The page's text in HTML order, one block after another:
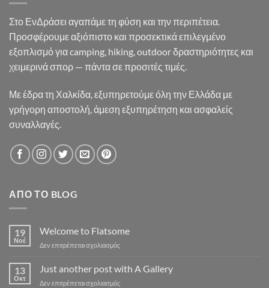
Στο ΕνΔράσει αγαπάμε τη φύση και την περιπέτεια.
Προσφέρουμε αξιόπιστο και προσεκτικά επιλεγμένο
εξοπλισμό για camping, hiking, outdoor δραστηριότητες και
χειμερινά σπορ — πάντα σε προσιτές τιμές.
Με έδρα τη Χαλκίδα, εξυπηρετούμε όλη την Ελλάδα με
γρήγορη αποστολή, άμεση εξυπηρέτηση και ασφαλείς
συναλλαγές.
ΑΠΌ ΤΟ BLOG
19
Νοέ
Welcome to Flatsome
Δεν επιτρέπεται σχολιασμόςστο
to
13
Οκτ
Just another post with A Gallery
Δεν επιτρέπεται σχολιασμόςστο